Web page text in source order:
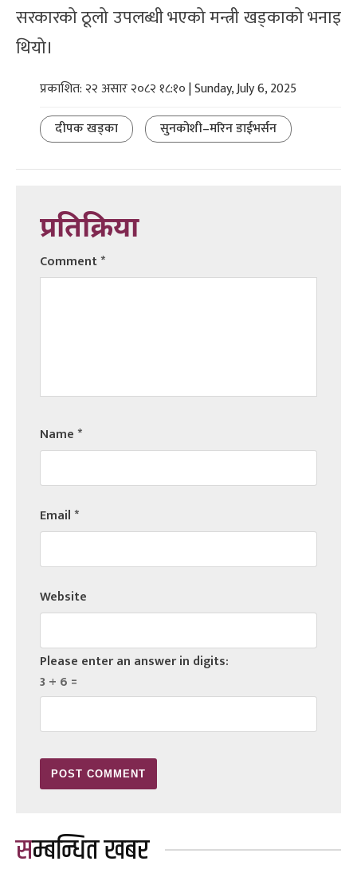
सरकारको ठूलो उपलब्धी भएको मन्त्री खड्काको भनाइ
थियो।
प्रकाशित: २२ असार २०८२ १८:१० | Sunday, July 6, 2025
दीपक खड्का
सुनकोशी–मरिन डाईभर्सन
प्रतिक्रिया
Comment*
Name*
Email*
Website
Please enter an answer in digits:
3 + 6 =
सम्बन्धित खबर